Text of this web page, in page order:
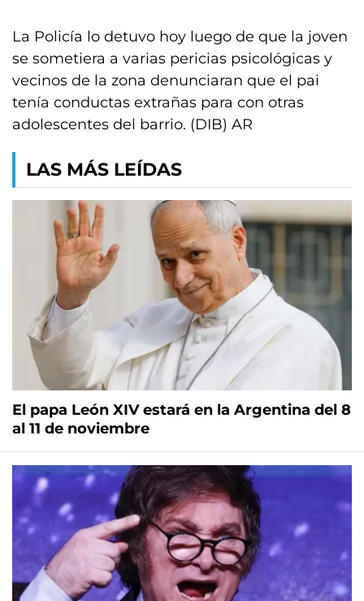
La Policía lo detuvo hoy luego de que la joven
se sometiera a varias pericias psicológicas y
vecinos de la zona denunciaran que el pai
tenía conductas extrañas para con otras
adolescentes del barrio. (DIB) AR
LAS MÁS LEÍDAS
El papa León XIV estará en la Argentina del 8
al 11 de noviembre